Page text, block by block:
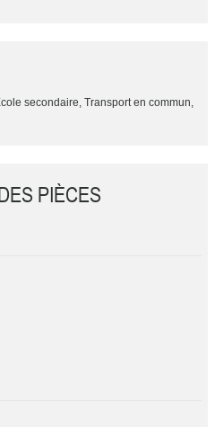
secondaire, Transport en commun,
PIÈCES